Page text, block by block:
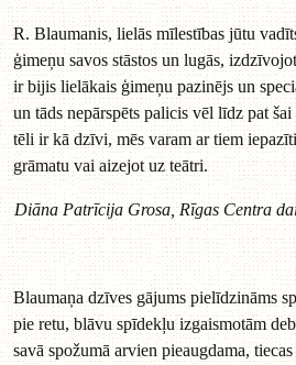
R. Blaumanis, lielās mīlestības jūtu
ģimeņu savos stāstos un lugās,
ir bijis lielākais ģimeņu pazinējs un
un tāds nepārspēts palicis vēl līdz pat
tēli ir kā dzīvi, mēs varam ar tiem
grāmatu vai aizejot uz teātri.
Diāna Patrīcija Grosa, Rīgas Centra
Blaumaņa dzīves gājums pielīdzināms
pie retu, blāvu spīdekļu izgaismotām
savā spožumā arvien pieaugdama,